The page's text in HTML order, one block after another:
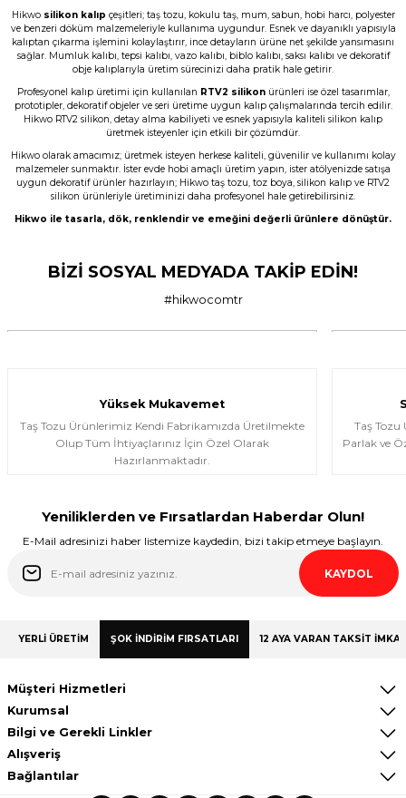
Çok başarılı gerçekten.
N... E... | 01/06/2026
Ürün çok güzel hediye için teşekkür
ederim
Firmanın hizmet ve iletişiminden
memnunum
A... G... | 21/04/2026
Taş tozu rengi ve dokusu çok güzel ,
Halema Elyasen | 19/01/2026
Hikwo silikon kalıp çeşitleri; taş tozu, kokulu taş, mum, sabun, hobi harcı, polyester
ve benzeri döküm malzemeleriyle kullanıma uygundur. Esnek ve dayanıklı yapısıyla
kalıptan çıkarma işlemini kolaylaştırır, ince detayların ürüne net şekilde yansımasını
sağlar. Mumluk kalıbı, tepsi kalıbı, vazo kalıbı, biblo kalıbı, saksı kalıbı ve dekoratif
obje kalıplarıyla üretim sürecinizi daha pratik hale getirir.
Profesyonel kalıp üretimi için kullanılan RTV2 silikonürünleri ise özel tasarımlar,
prototipler, dekoratif objeler ve seri üretime uygun kalıp çalışmalarında tercih edilir.
Hikwo RTV2 silikon, detay alma kabiliyeti ve esnek yapısıyla kaliteli silikon kalıp
üretmek isteyenler için etkili bir çözümdür.
Hikwo olarak amacımız; üretmek isteyen herkese kaliteli, güvenilir ve kullanımı kolay
malzemeler sunmaktır. İster evde hobi amaçlı üretim yapın, ister atölyenizde satışa
uygun dekoratif ürünler hazırlayın; Hikwo taş tozu, toz boya, silikon kalıp ve RTV2
silikon ürünleriyle üretiminizi daha profesyonel hale getirebilirsiniz.
Hikwo ile tasarla, dök, renklendir ve emeğini değerli ürünlere dönüştür.
BİZİ SOSYAL MEDYADA TAKİP EDİN!
#hikwocomtr
Yüksek Mukavemet
Taş Tozu Ürünlerimiz Kendi Fabrikamızda Üretilmekte
Olup Tüm İhtiyaçlarınız İçin Özel Olarak
Hazırlanmaktadır.
Taş
Parlak ve
Yeniliklerden ve Fırsatlardan Haberdar Olun!
E-Mail adresinizi haber listemize kaydedin, bizi takip etmeye başlayın.
KAYDOL
YERLİ ÜRETİM ŞOK İNDİRİM FIRSATLARI 12 AYA VARAN TAKSİT
Müşteri Hizmetleri
Kurumsal
Bilgi ve Gerekli Linkler
Alışveriş
Bağlantılar